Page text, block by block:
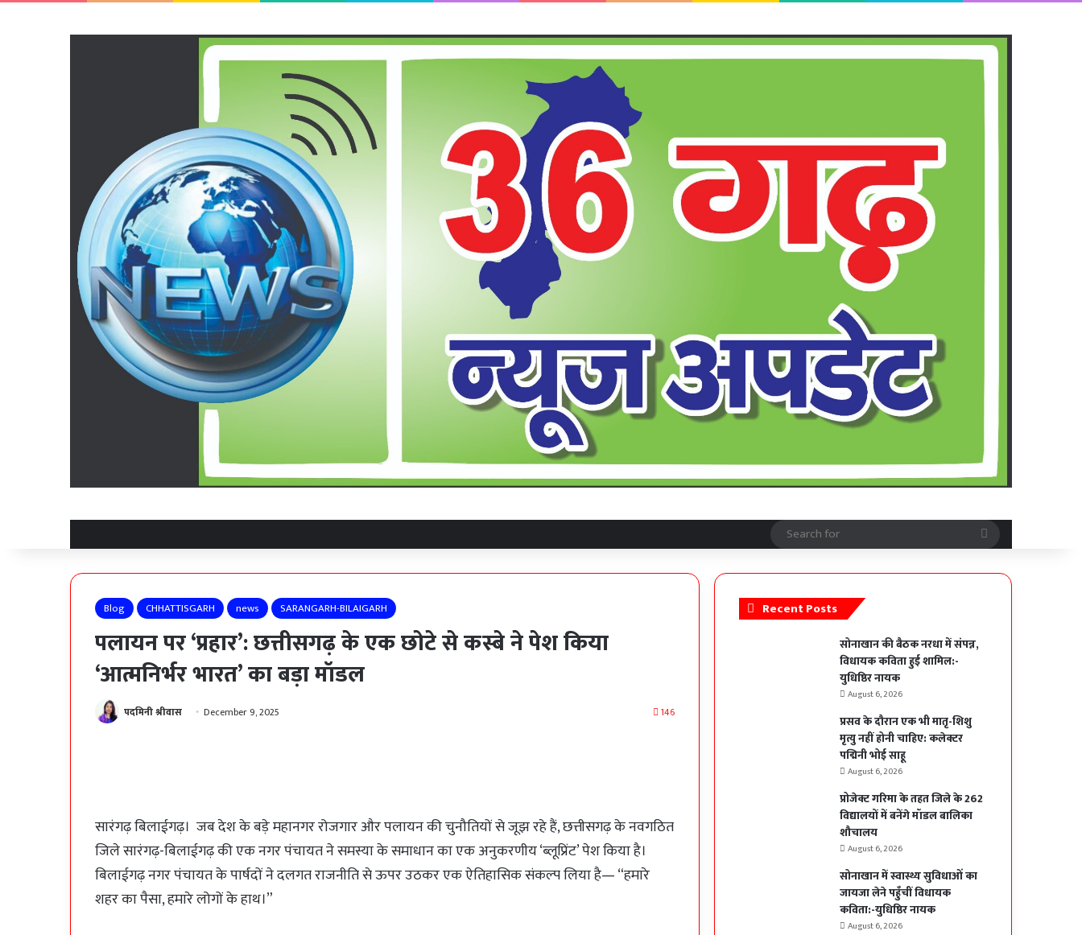
Search
Blog CHHATTISGARH news SARANGARH-BILAIGARH
पलायन पर ‘प्रहार’: छत्तीसगढ़ के एक छोटे से कस्बे ने पेश किया
‘आत्मनिर्भर भारत’ का बड़ा मॉडल
पदमिनी श्रीवास December 9, 2025 146
सारंगढ़ बिलाईगढ़। जब देश के बड़े महानगर रोजगार और पलायन की चुनौतियों से जूझ रहे हैं, छत्तीसगढ़ के नवगठित
जिले सारंगढ़-बिलाईगढ़ की एक नगर पंचायत ने समस्या के समाधान का एक अनुकरणीय ‘ब्लूप्रिंट’ पेश किया है।
बिलाईगढ़ नगर पंचायत के पार्षदों ने दलगत राजनीति से ऊपर उठकर एक ऐतिहासिक संकल्प लिया है— “हमारे
शहर का पैसा, हमारे लोगों के हाथ।”
Recent Posts
सोनाखान की बैठक नरधा में संपन्न,
विधायक कविता हुई शामिल:-
युधिष्ठिर नायक
August 6, 2026
प्रसव के दौरान एक भी मातृ-शिशु
मृत्यु नहीं होनी चाहिए: कलेक्टर
पद्मिनी भोई साहू
August 6, 2026
प्रोजेक्ट गरिमा के तहत जिले के 262
विद्यालयों में बनेंगे मॉडल बालिका
शौचालय
August 6, 2026
सोनाखान में स्वास्थ्य सुविधाओं का
जायजा लेने पहुँचीं विधायक
कविता:-युधिष्ठिर नायक
August 6, 2026